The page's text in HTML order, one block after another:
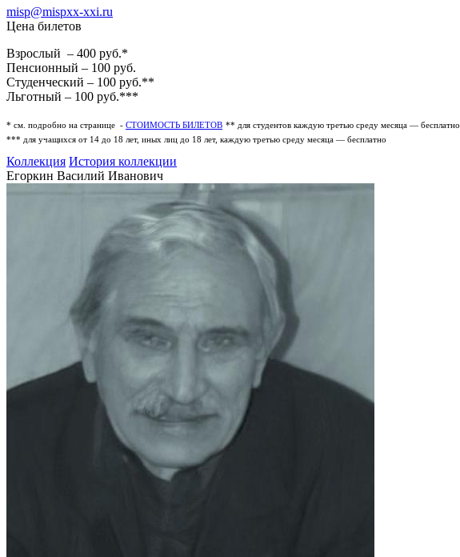
misp@mispxx-xxi.ru
Цена билетов
Взрослый – 400 руб.*
Пенсионный – 100 руб.
Студенческий – 100 руб.**
Льготный – 100 руб.***
* см. подробно на странице - СТОИМОСТЬ БИЛЕТОВ ** для студентов каждую третью среду месяца — бесплатно
*** для учащихся от 14 до 18 лет, иных лиц до 18 лет, каждую третью среду месяца — бесплатно
Коллекция История коллекции
Егоркин Василий Иванович